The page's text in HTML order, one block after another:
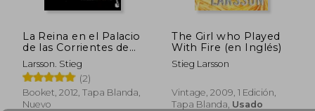
dcto. dcto.
La Reina en el Palacio
de las Corrientes de
Aire
Larsson. Stieg
(2)
Booket, 2012, Tapa Blanda,
Nuevo
The Girl who Played
With Fire (en Inglés)
Stieg Larsson
Vintage, 2009, 1 Edición,
Tapa Blanda, Usado